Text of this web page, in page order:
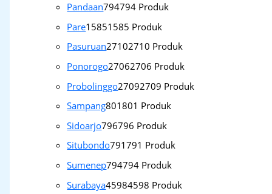
Pandaan794794 Produk
Pare15851585 Produk
Pasuruan27102710 Produk
Ponorogo27062706 Produk
Probolinggo27092709 Produk
Sampang801801 Produk
Sidoarjo796796 Produk
Situbondo791791 Produk
Sumenep794794 Produk
Surabaya45984598 Produk